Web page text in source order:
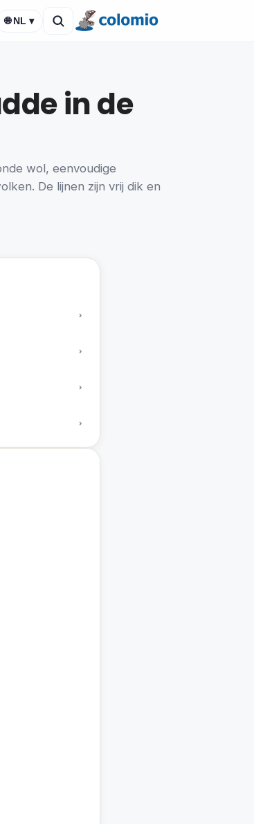
🌐 NL ▾
in de
wol, eenvoudige
De lijnen zijn vrij dik en
›
›
›
›